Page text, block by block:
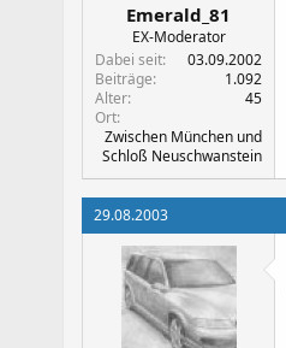
Emerald_81
EX-Moderator
Dabei seit
03.09.2002
Beiträge
1.092
Alter
45
Ort
Zwischen München und
Schloß Neuschwanstein
29.08.2003